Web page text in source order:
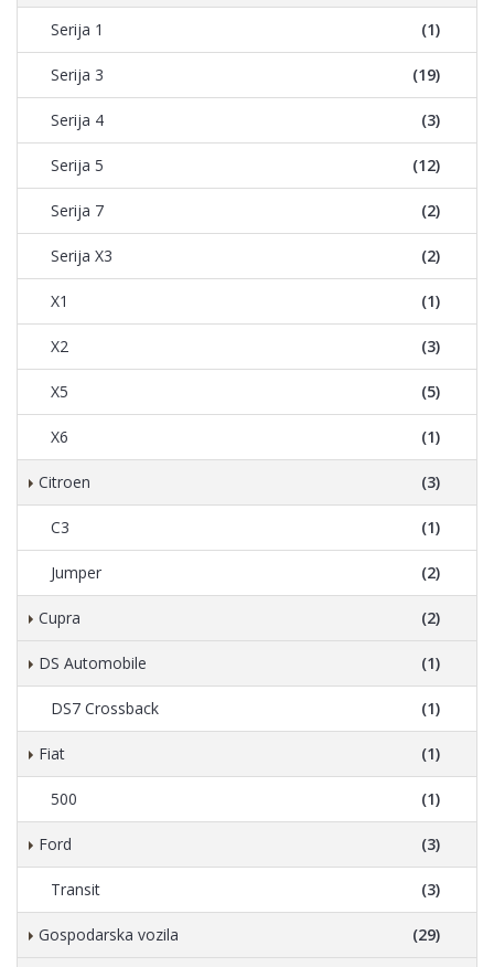
Serija 1 (1)
Serija 3 (19)
Serija 4 (3)
Serija 5 (12)
Serija 7 (2)
Serija X3 (2)
X1 (1)
X2 (3)
X5 (5)
X6 (1)
Citroen (3)
C3 (1)
Jumper (2)
Cupra (2)
DS Automobile (1)
DS7 Crossback (1)
Fiat (1)
500 (1)
Ford (3)
Transit (3)
Gospodarska vozila (29)